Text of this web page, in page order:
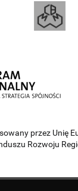
przez Unię
Rozwoju